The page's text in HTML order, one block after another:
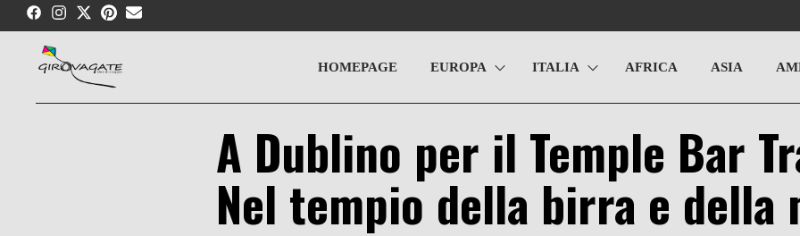
Skip
content
HOMEPAGE EUROPA ITALIA AFRICA ASIA
A Dublino per il Temple Bar
Nel tempio della birra e della